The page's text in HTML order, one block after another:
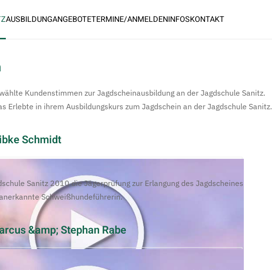
AUSBILDUNGANGEBOTETERMINE/ANMELDENINFOSKONTAKT
Kundenstimmen zur Jagdscheinausbildung an der Jagdschule Sanitz.
Erlebte in ihrem Ausbildungskurs zum Jagdschein an der Jagdschule Sanitz.
Schmidt
Sanitz 2010 die Jägerprüfung zur Erlangung des Jagdscheines
Schweißhundeführerin.
&amp; Stephan Rabe